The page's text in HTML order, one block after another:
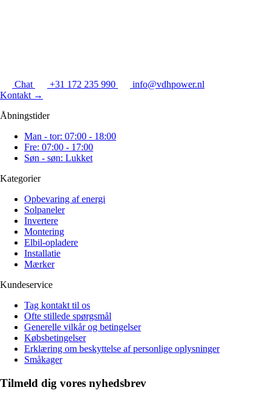
Chat +31 172 235 990
info@vdhpower.nl
Kontakt →
Åbningstider
Man - tor: 07:00 - 18:00
Fre: 07:00 - 17:00
Søn - søn: Lukket
Kategorier
Opbevaring af energi
Solpaneler
Invertere
Montering
Elbil-opladere
Installatie
Mærker
Kundeservice
Tag kontakt til os
Ofte stillede spørgsmål
Generelle vilkår og betingelser
Købsbetingelser
Erklæring om beskyttelse af personlige oplysninger
Småkager
Tilmeld dig vores nyhedsbrev